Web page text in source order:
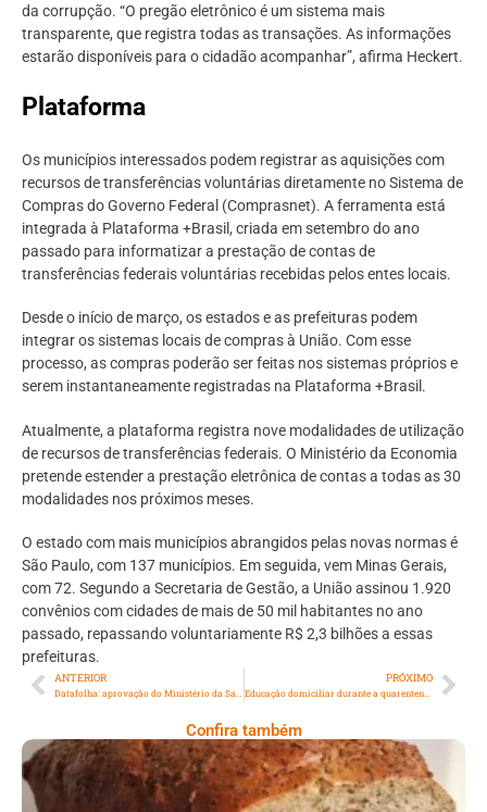
da corrupção. “O pregão eletrônico é um sistema mais
transparente, que registra todas as transações. As informações
estarão disponíveis para o cidadão acompanhar”, afirma Heckert.
Plataforma
Os municípios interessados podem registrar as aquisições com
recursos de transferências voluntárias diretamente no Sistema de
Compras do Governo Federal (Comprasnet). A ferramenta está
integrada à Plataforma +Brasil, criada em setembro do ano
passado para informatizar a prestação de contas de
transferências federais voluntárias recebidas pelos entes locais.
Desde o iníciode março, os estados e as prefeituras podem
integrar os sistemas locais de compras à União. Com esse
processo, as compras poderão ser feitas nos sistemas próprios e
serem instantaneamente registradas na Plataforma +Brasil.
Atualmente, a plataforma registra nove modalidades de utilização
de recursos de transferências federais. O Ministério da Economia
pretende estender a prestação eletrônica de contas a todas as 30
modalidades nos próximos meses.
O estado com mais municípios abrangidos pelas novas normas é
São Paulo, com 137 municípios. Em seguida, vem Minas Gerais,
com 72. Segundo a Secretaria de Gestão, a União assinou 1.920
convênios com cidades de mais de 50 mil habitantes no ano
passado, repassando voluntariamente R$ 2,3 bilhões a essas
prefeituras.
ANTERIOR PRÓXIMO
Educação domiciliar durante a quarentena tem sido desafio para pais
Confira também